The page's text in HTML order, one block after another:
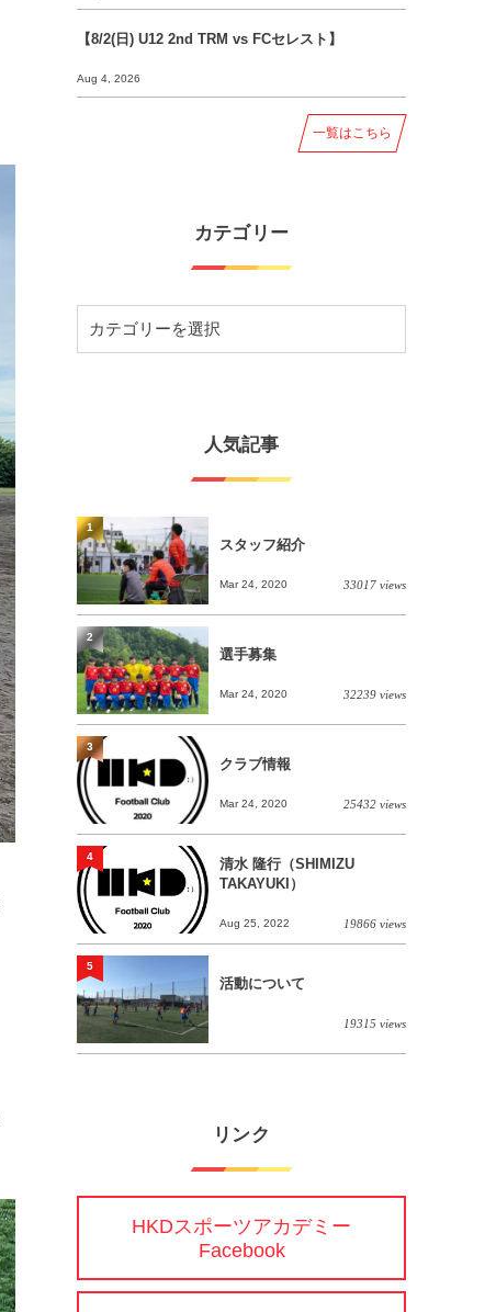
【8/2(日) U12 2nd TRM vs FCセレスト】
Aug 4, 2026
一覧はこちら
カテゴリー
人気記事
スタッフ紹介
Mar 24, 2020 33017 views
1
選手募集
Mar 24, 2020 32239 views
2
クラブ情報
Mar 24, 2020 25432 views
3
清水 隆行（SHIMIZU
TAKAYUKI）
Aug 25, 2022 19866 views
4
活動について
19315 views
5
リンク
HKDスポーツアカデミー
Facebook